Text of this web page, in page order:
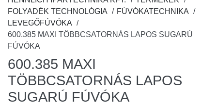
FOLYADÉK TECHNOLÓGIA
FÚVÓKATECHNIKA
LEVEGŐFÚVÓKA
600.385 MAXI TÖBBCSATORNÁS LAPOS SUGARÚ
FÚVÓKA
600.385 MAXI
TÖBBCSATORNÁS LAPOS
SUGARÚ FÚVÓKA